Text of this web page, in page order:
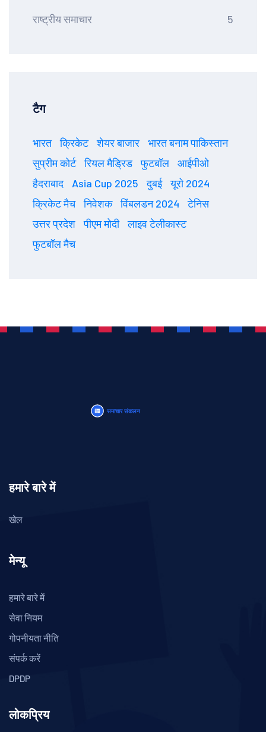
राष्ट्रीय समाचार 5
टैग
भारत क्रिकेट शेयर बाजार
भारत बनाम पाकिस्तान
सुप्रीम कोर्ट
रियल मैड्रिड फुटबॉल
आईपीओ
हैदराबाद
Asia Cup 2025 दुबई
यूरो 2024
क्रिकेट मैच
निवेशक विंबलडन 2024
टेनिस
उत्तर प्रदेश
पीएम मोदी
लाइव टेलीकास्ट
फुटबॉल मैच
हमारे बारे में
खेल
मेन्यू
हमारे बारे में
सेवा नियम
गोपनीयता नीति
संपर्क करें
DPDP
लोकप्रिय